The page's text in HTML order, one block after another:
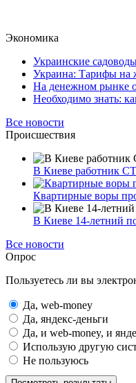
Экономика
Украинские
Украина: Тарифы на
На денежном рынке
Необходимо знать:
Все новости
Происшествия
В Киеве работник
Квартирные воры
В Киеве 14-летний
Все новости
Опрос
Пользуетесь ли вы
Да, web-money
Да, яндекс-деньги
Да, и web-money, и
Использую другую
Не пользуюсь